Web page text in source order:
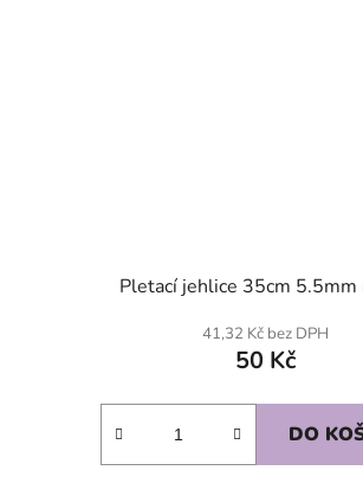
Pletací jehlice 35cm 5.5mm
41,32 Kč bez DPH
50 Kč
DO